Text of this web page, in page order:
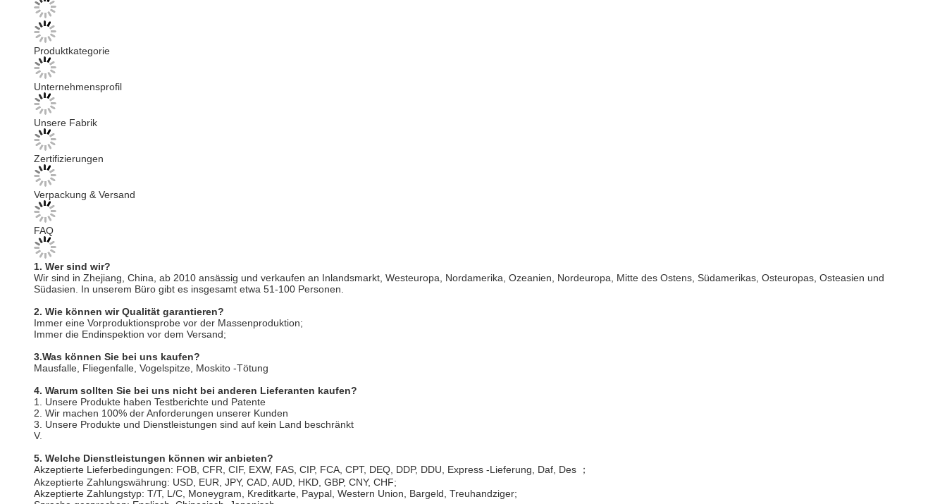
Produktkategorie
Unternehmensprofil
Unsere Fabrik
Zertifizierungen
Verpackung & Versand
FAQ
1. Wer sind wir?
Wir sind in Zhejiang, China, ab 2010 ansässig und verkaufen an Inlandsmarkt, Westeuropa, Nordamerika, Ozeanien, Nordeuropa, Mitte des Ostens, Südamerikas, Osteuropas, Osteasien und
Südasien. In unserem Büro gibt es insgesamt etwa 51-100 Personen.
2. Wie können wir Qualität garantieren?
Immer eine Vorproduktionsprobe vor der Massenproduktion;
Immer die Endinspektion vor dem Versand;
3.Was können Sie bei uns kaufen?
Mausfalle, Fliegenfalle, Vogelspitze, Moskito -Tötung
4. Warum sollten Sie bei uns nicht bei anderen Lieferanten kaufen?
1. Unsere Produkte haben Testberichte und Patente
2. Wir machen 100% der Anforderungen unserer Kunden
3. Unsere Produkte und Dienstleistungen sind auf kein Land beschränkt
V.
5. Welche Dienstleistungen können wir anbieten?
Akzeptierte Lieferbedingungen: FOB, CFR, CIF, EXW, FAS, CIP, FCA, CPT, DEQ, DDP, DDU, Express -Lieferung, Daf, Des ；
Akzeptierte Zahlungstyp: T/T, L/C, Moneygram, Kreditkarte, Paypal, Western Union, Bargeld, Treuhandziger;
Sprache gesprochen: Englisch, Chinesisch, Japanisch
Schlagworte: Indoor Bedroom Mosquito Killing Lamp Portable Mosquito Killer Lamp